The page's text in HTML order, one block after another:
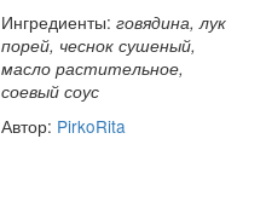
Ингредиенты: говядина, лук
порей, чеснок сушеный,
масло растительное,
соевый соус
Автор: PirkoRita